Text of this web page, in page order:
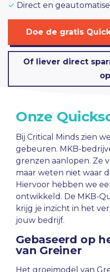
✓ Direct en
Doe de gratis
Of liever direct
Onze
Bij Critical Minds zien
gebeuren. MKB-
grenzen aanlopen. Ze
maar weten niet waar
Hiervoor hebben we
ontwikkeld. De MKB-
krijg je inzicht in het
jouw bedrijf.
Gebaseerd op
van Greiner
Het groeimodel van